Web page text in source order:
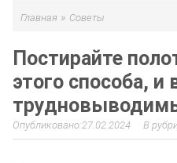
Главная » Советы
Постирайте
этого способа, и
27.02.2024